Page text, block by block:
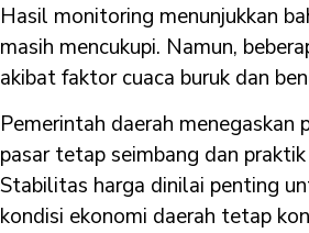
Hasil monitoring menunjukkan
masih mencukupi. Namun,
akibat faktor cuaca buruk dan
Pemerintah daerah
pasar tetap seimbang dan
Stabilitas harga dinilai penting
kondisi ekonomi daerah tetap